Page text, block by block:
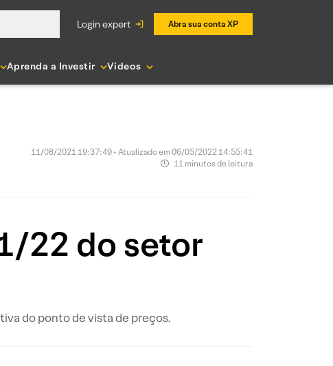
login expert Abra sua conta XP
Aprenda a Investir Vídeos
11/08/2021 19:37:49 • Atualizado em 06/05/2022 14:55:41
11 minutos de leitura
22 do setor
do ponto de vista de preços.